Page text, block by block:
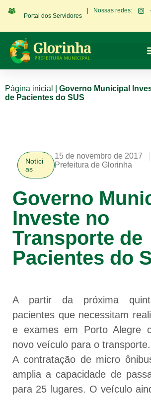
Portal dos Servidores
Nossas redes:
Página inicial
Governo Municipal
de Pacientes do SUS
Notíci
as
15 de novembro de 2017
Prefeitura de Glorinha
Governo
Investe no
Transporte de
Pacientes do
A partir da próxima
pacientes que necessitam
e exames em Porto Alegre
novo veículo para o transporte.
A contratação de micro
amplia a capacidade de
para 25 lugares. O veículo